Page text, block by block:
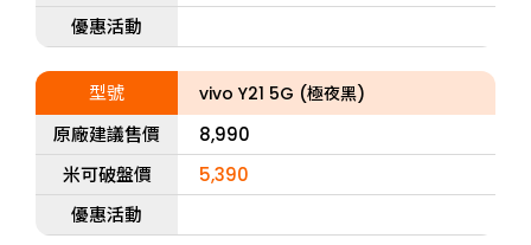
優惠活動
型號 vivo Y21 5G (極夜黑)
原廠建議售價
8,990
米可破盤價
5,390
優惠活動